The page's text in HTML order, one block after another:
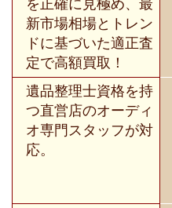
を正確に見極め、最
新市場相場とトレン
ドに基づいた適正査
定で高額買取！
遺品整理士資格を持
つ直営店のオーディ
オ専門スタッフが対
応。